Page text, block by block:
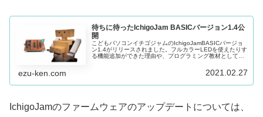
待ちに待ったIchigoJam BASICバージョン1.4公
開
こどもパソコンイチゴジャムのIchigoJamBASICバージョ
ン1.4がリリースされました。フルカラーLEDを使えたりす
る機能追加ができた理由や、プログラミング教材として開
ezu-ken.com 2021.02.27
IchigoJamのファームウェアのアップデートについては、